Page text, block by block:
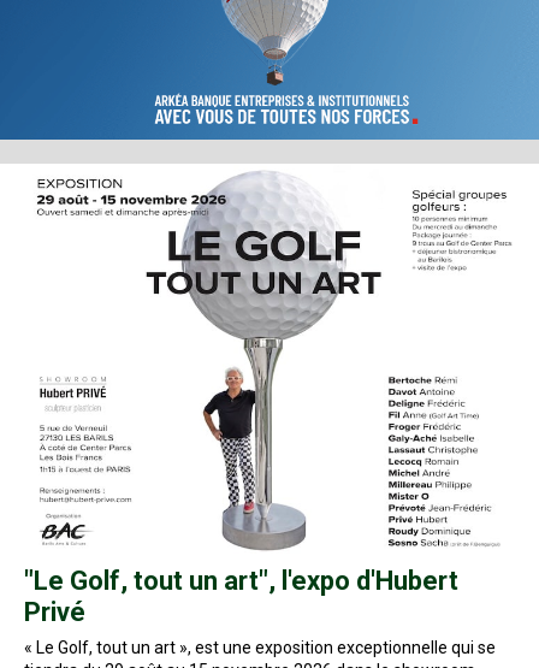
"Le Golf, tout un art", l'expo d'Hubert
Privé
« Le Golf, tout un art », est une exposition exceptionnelle qui se